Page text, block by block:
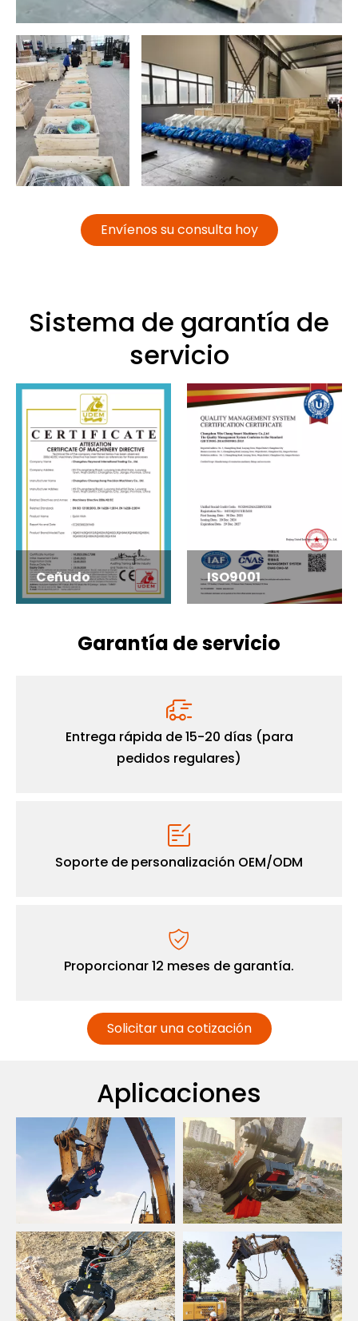
Envíenos su consulta hoy
Sistema de garantía de
servicio
Ceñudo ISO9001
Garantía de servicio

Entrega rápida de 15-20 días (para
pedidos regulares)

Soporte de personalización OEM/ODM

Proporcionar 12 meses de garantía.
Solicitar una cotización
Aplicaciones